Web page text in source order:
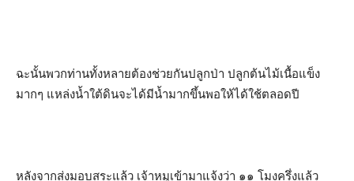
ฉะนั้นพวกท่านทั้งหลายต้องช่วยกันปลูกป่า ปลูกต้นไม้เนื้อแข็ง
มากๆ แหล่งน้ำใต้ดินจะได้มีน้ำมากขึ้นพอให้ได้ใช้ตลอดปี
หลังจากส่งมอบสระแล้ว เจ้าหมูเข้ามาแจ้งว่า ๑๑ โมงครึ่งแล้ว